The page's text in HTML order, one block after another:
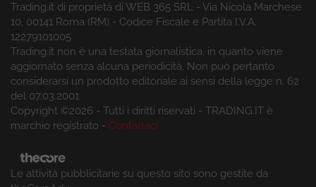
Trading.it di proprietà di WEB 365 SRL - Via Nicola Marchese
10, 00141 Roma (RM) - Codice Fiscale e Partita I.V.A.
12279101005
Trading.it non è una testata giornalistica, in quanto viene
aggiornato senza alcuna periodicità. Non può pertanto
considerarsi un prodotto editoriale ai sensi della legge n. 62
del 07.03.2001
Copyright ©2026 - Tutti i diritti riservati - TRADING.IT è
marchio registrato - Contattaci
Le attività pubblicitarie su questo sito sono gestite da